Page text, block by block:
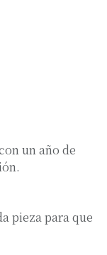
un año de
pieza para que